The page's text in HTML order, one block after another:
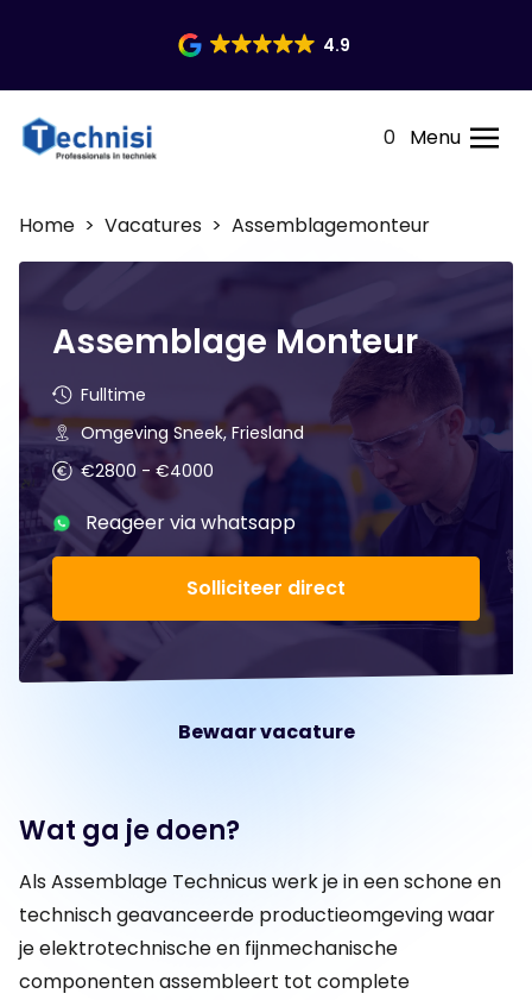
4.9
0 Menu
Home > Vacatures > Assemblagemonteur
Assemblage Monteur
Fulltime
Omgeving Sneek, Friesland
€2800 - €4000
Reageer via whatsapp
Solliciteer direct
Bewaar vacature
Wat ga je doen?
Als Assemblage Technicus werk je in een schone en
technisch geavanceerde productieomgeving waar
je elektrotechnische en fijnmechanische
componenten assembleert tot complete